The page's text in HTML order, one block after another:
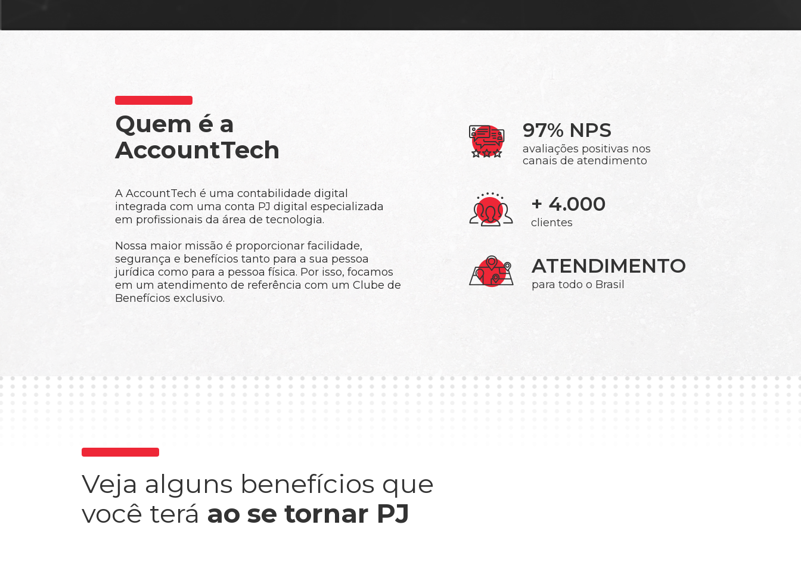
Quem é a
AccountTech
A AccountTech é uma contabilidade digital
integrada com uma conta PJ digital especializada
em profissionais da área de tecnologia.
Nossa maior missão é proporcionar facilidade,
segurança e benefícios tanto para a sua pessoa
jurídica como para a pessoa física. Por isso, focamos
em um atendimento de referência com um Clube de
Benefícios exclusivo.
97% NPS
avaliações positivas nos
canais de atendimento
+ 4.000
clientes
ATENDIMENTO
para todo o Brasil
Veja alguns benefícios que
você terá ao se tornar PJ